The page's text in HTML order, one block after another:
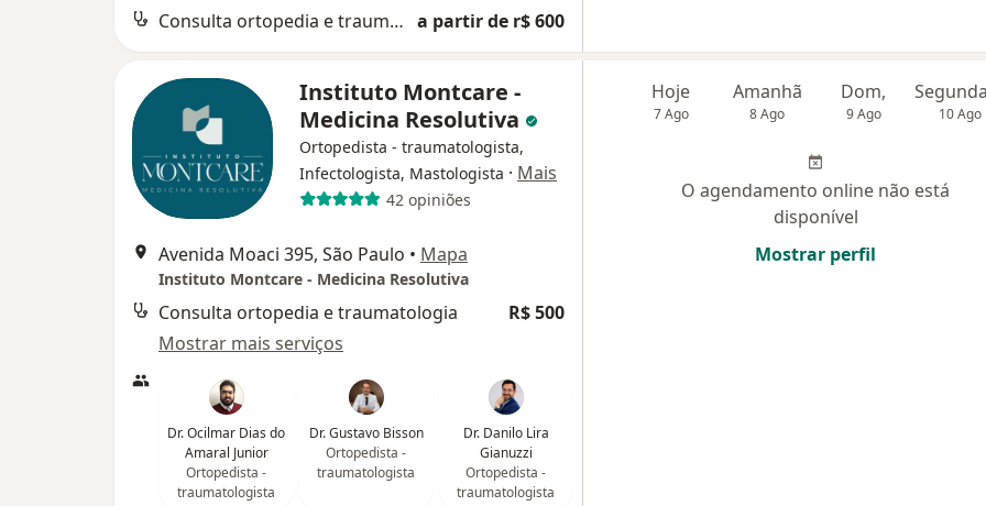
Consulta ortopedia e traumatologia a partir de r$ 600
Instituto Montcare -
Medicina Resolutiva
Ortopedista - traumatologista,
Infectologista, Mastologista · Mais
42 opiniões
Avenida Moaci 395, São Paulo • Mapa
Instituto Montcare - Medicina Resolutiva
Consulta ortopedia e traumatologia
R$ 500
Mostrar mais serviços
Dr. Ocilmar Dias do
Amaral Junior
Ortopedista -
traumatologista
Dr. Gustavo Bisson
Ortopedista -
traumatologista
Dr. Danilo Lira
Gianuzzi
Ortopedista -
traumatologista
Hoje
7 Ago
Amanhã
8 Ago
Dom,
9 Ago 10 Ago
O agendamento online não está
disponível
Mostrar perfil